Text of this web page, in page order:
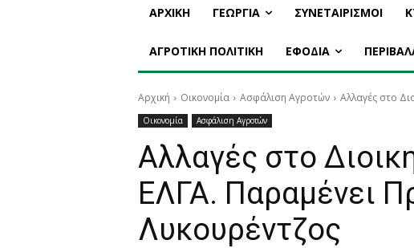
ΑΡΧΙΚΗ ΓΕΩΡΓΙΑ ΣΥΝΕΤΑΙΡΙΣΜΟΙ
ΑΓΡΟΤΙΚΗ ΠΟΛΙΤΙΚΗ ΕΦΟΔΙΑ
Αρχική Οικονομία Ασφάλιση Αγροτών Αλλαγές στο
Οικονομία Ασφάλιση Αγροτών
Αλλαγές στο
ΕΛΓΑ. Παραμένει
Λυκουρέντζος